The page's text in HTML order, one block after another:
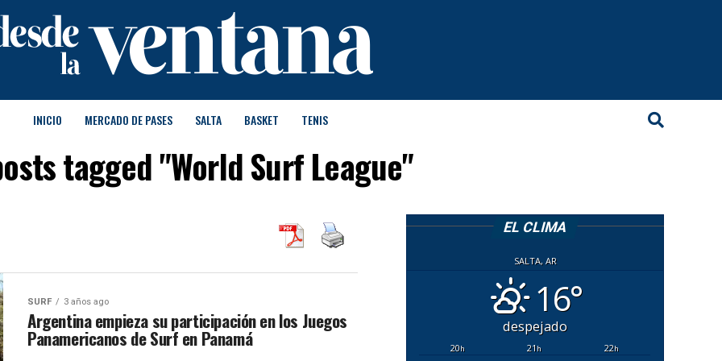
INICIO MERCADO DE PASES SALTA BASKET TENIS
tagged "World Surf League"
SURF 3 años ago
Argentina empieza su participación en los Juegos
Panamericanos de Surf en Panamá
EL CLIMA
SALTA, AR
16°
despejado
20h 21h 22h